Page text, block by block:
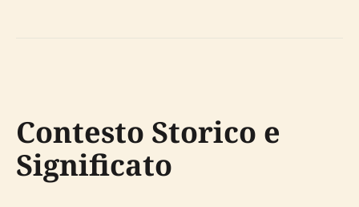
Contesto Storico e
Significato